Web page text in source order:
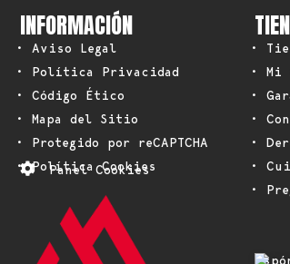
INFORMACIÓN
• Aviso Legal
• Política Privacidad
• Código Ético
• Mapa del Sitio
• Protegido por reCAPTCHA
• Política Cookies
Panel Cookies
•
• Mi
•
•
•
•
•